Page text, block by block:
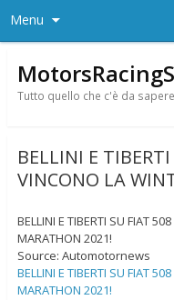
Menu
Tutto quello che c'è da
BELLINI E
VINCONO LA
BELLINI E TIBERTI SU FIAT
MARATHON 2021!
Source: Automotornews
BELLINI E TIBERTI SU FIAT
MARATHON 2021!